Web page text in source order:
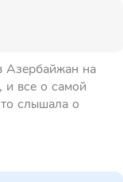
Азербайжан на
и все о самой
слышала о